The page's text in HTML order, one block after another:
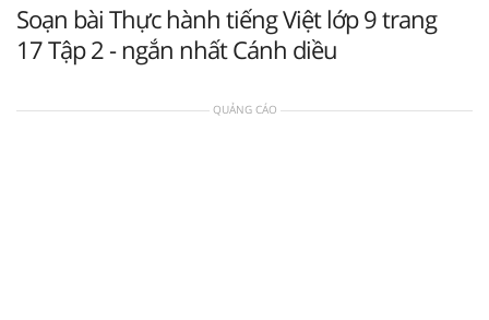
Soạn bài Thực hành tiếng Việt lớp 9 trang
17 Tập 2 - ngắn nhất Cánh diều
QUẢNG CÁO